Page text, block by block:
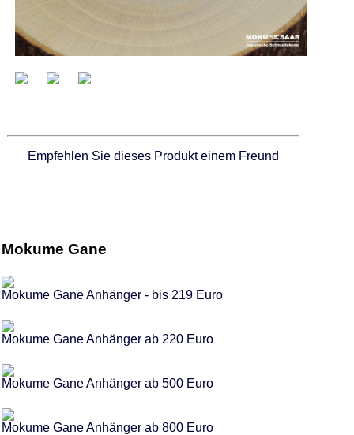
Empfehlen Sie dieses Produkt einem Freund
Mokume Gane
Mokume Gane Anhänger - bis 219 Euro
Mokume Gane Anhänger ab 220 Euro
Mokume Gane Anhänger ab 500 Euro
Mokume Gane Anhänger ab 800 Euro